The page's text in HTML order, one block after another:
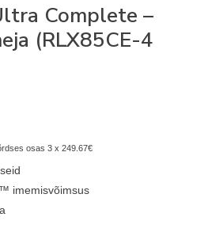
Complete –
(RLX85CE-4
osas 3 x 249.67€
imemisvõimsus